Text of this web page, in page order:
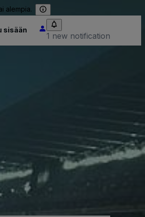
alempia.
sisään
1 new notification